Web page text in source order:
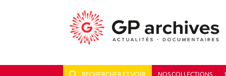
RECHERCHER ET VOIR NOS COLLECTIONS